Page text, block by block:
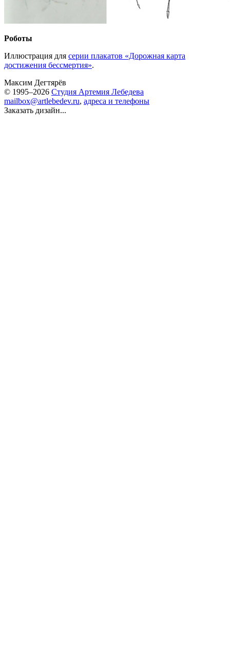
Роботы
Иллюстрация для cерии плакатов «Дорожная карта
достижения бессмертия».
Максим Дегтярёв
© 1995–2026 Студия Артемия Лебедева
mailbox@artlebedev.ru, адреса и телефоны
Заказать дизайн...